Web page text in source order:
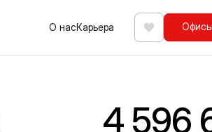
О насКарьера Избранное
4 596